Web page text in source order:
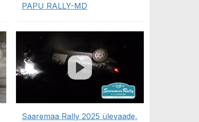
PAPU RALLY-MD
Saaremaa Rally 2025 ülevaade,